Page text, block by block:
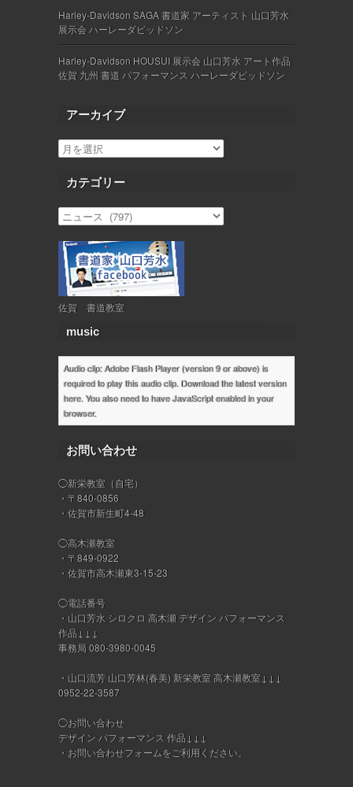
Harley-Davidson SAGA 書道家 アーティスト 山口芳水
展示会 ハーレーダビッドソン
Harley-Davidson HOUSUI 展示会 山口芳水 アート作品
佐賀 九州 書道 パフォーマンス ハーレーダビッドソン
アーカイブ
カテゴリー
佐賀 書道教室
music
Audio clip: Adobe Flash Player (version 9 or above) is
required to play this audio clip. Download the latest version
here. You also need to have JavaScript enabled in your
browser.
お問い合わせ
◯新栄教室（自宅）
・〒840-0856
・佐賀市新生町4-48
◯高木瀬教室
・〒849-0922
・佐賀市高木瀬東3-15-23
◯電話番号
・山口芳水 シロクロ 高木瀬 デザイン パフォーマンス
作品↓↓↓
事務局 080-3980-0045
・山口流芳 山口芳林(春美) 新栄教室 高木瀬教室↓↓↓
0952-22-3587
◯お問い合わせ
デザイン パフォーマンス 作品↓↓↓
・ お問い合わせフォームをご利用ください。